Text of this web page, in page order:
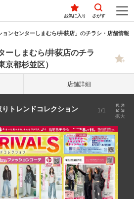
お気に入り さがす
ョンセンターしまむら/井荻店」のチラシ・店舗情報
ーしまむら/井荻店のチラ
京都杉並区）
店舗詳細
トレンドコレクション 1/1
拡大